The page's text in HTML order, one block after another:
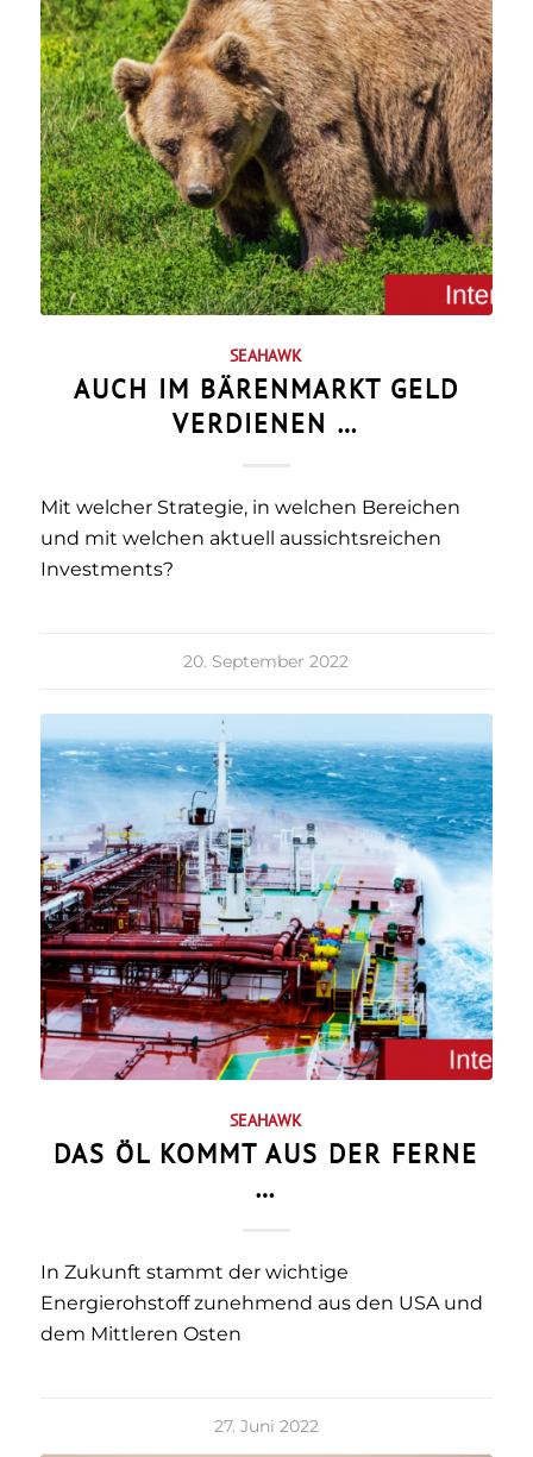
SEAHAWK
AUCH IM BÄRENMARKT GELD
VERDIENEN …
Mit welcher Strategie, in welchen Bereichen
und mit welchen aktuell aussichtsreichen
Investments?
20. September 2022
SEAHAWK
DAS ÖL KOMMT AUS DER FERNE
…
In Zukunft stammt der wichtige
Energierohstoff zunehmend aus den USA und
dem Mittleren Osten
27. Juni 2022